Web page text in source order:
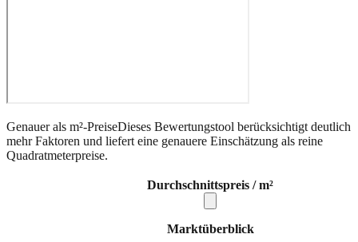
Genauer als m²-PreiseDieses Bewertungstool berücksichtigt deutlich
mehr Faktoren und liefert eine genauere Einschätzung als reine
Quadratmeterpreise.
Durchschnittspreis / m²
Marktüberblick